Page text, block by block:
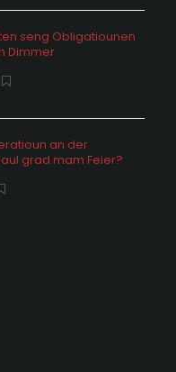
seng Obligatiounen
Dimmer
an der
grad mam Feier?